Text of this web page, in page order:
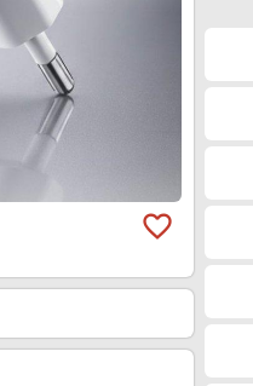
favorite_border